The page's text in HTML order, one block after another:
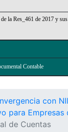
la Res_461 de 2017 y sus
Contable
de Cuentas